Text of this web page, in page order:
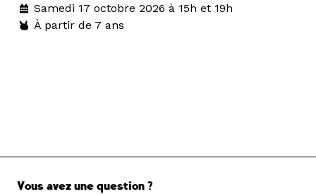
Samedi 17 octobre 2026 à 15h et 19h
À partir de 7 ans
Vous avez une question ?